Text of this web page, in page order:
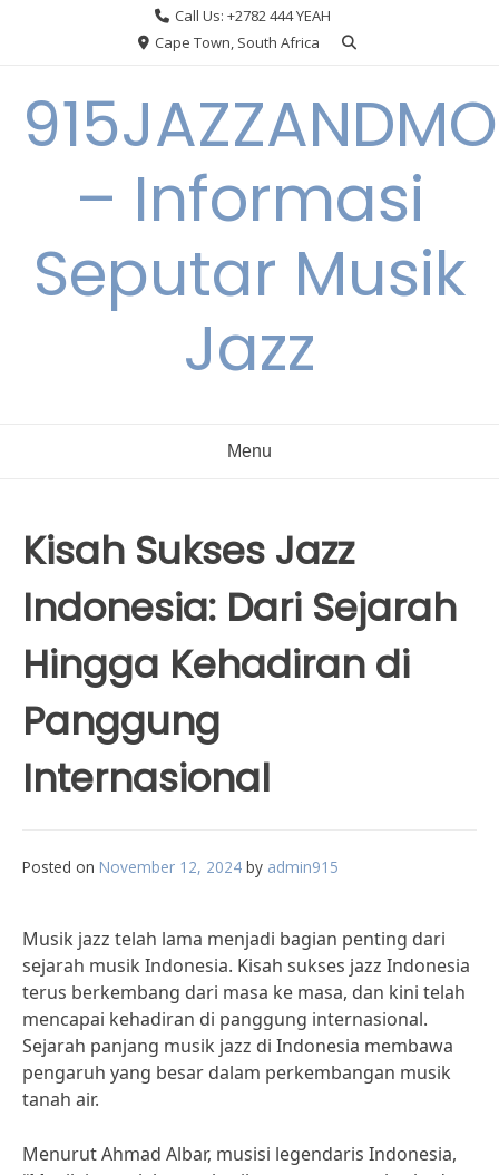
Call Us: +2782 444 YEAH
Cape Town, South Africa
– Informasi
Seputar Musik
Jazz
Menu
Kisah Sukses Jazz
Indonesia: Dari Sejarah
Hingga Kehadiran di
Panggung
Internasional
Posted on November 12, 2024 by admin915
Musik jazz telah lama menjadi bagian penting dari
sejarah musik Indonesia. Kisah sukses jazz Indonesia
terus berkembang dari masa ke masa, dan kini telah
mencapai kehadiran di panggung internasional.
Sejarah panjang musik jazz di Indonesia membawa
pengaruh yang besar dalam perkembangan musik
tanah air.
Menurut Ahmad Albar, musisi legendaris Indonesia,